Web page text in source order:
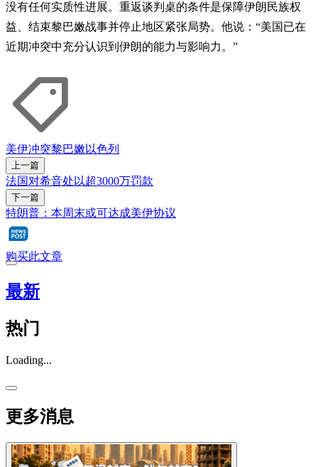
没有任何实质性进展。重返谈判桌的条件是保障伊朗民族权
益、结束黎巴嫩战事并停止地区紧张局势。他说：“美国已在
近期冲突中充分认识到伊朗的能力与影响力。”
美伊冲突黎巴嫩以色列
上一篇
法国对希音处以超3000万罚款
下一篇
特朗普：本周末或可达成美伊协议
购买此文章
最新
热门
Loading...
更多消息